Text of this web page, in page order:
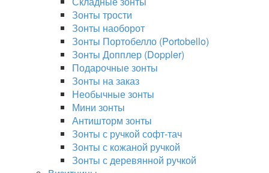
Зонты трости
Зонты наоборот
Зонты Портобелло (Portobello)
Зонты Допплер (Doppler)
Подарочные зонты
Зонты на заказ
Необычные зонты
Мини зонты
Антишторм зонты
Зонты с ручкой софт-тач
Зонты с кожаной ручкой
Зонты с деревянной ручкой